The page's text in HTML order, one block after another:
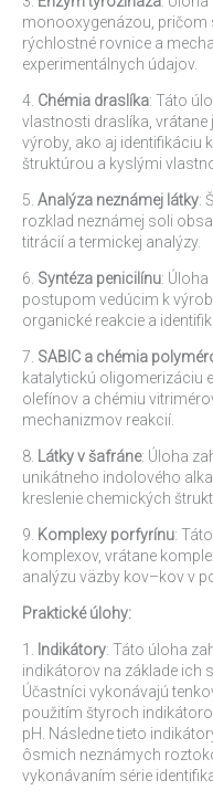
monooxygenázou, pričom
rýchlostné rovnice a
experimentálnych údajov.
4. Chémia draslíka: Táto
vlastnosti draslíka, vrátane
výroby, ako aj identifikáciu
štruktúrou a kyslými
5. Analýza neznámej látky:
rozklad neznámej soli
titrácií a termickej analýzy.
6. Syntéza penicilínu:
postupom vedúcim k
organické reakcie a
7. SABIC a chémia
katalytickú oligomerizáciu
olefínov a chémiu
mechanizmov reakcií.
8. Látky v šafráne: Úloha
unikátneho indolového
kreslenie chemických
9. Komplexy porfyrínu:
komplexov, vrátane
analýzu väzby kov–kov v
Praktické úlohy:
1. Indikátory: Táto úloha
indikátorov na základe ich
Účastníci vykonávajú
použitím štyroch
pH. Následne tieto
ôsmich neznámych
vykonávaním série